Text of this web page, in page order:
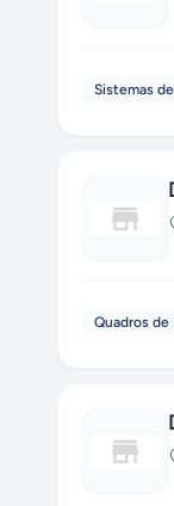
Sistemas
Quadros